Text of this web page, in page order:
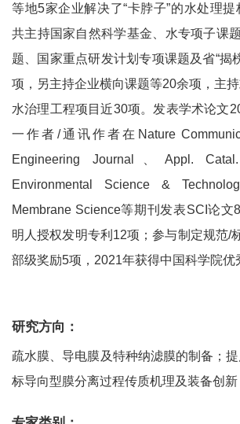
等地5家企业解决了“卡脖子”的水处理
共主持国家自然科学基金、水专项子课
题、国家重点研发计划专项课题及省“揭
项，另主持企业横向课题等20余项，主
水治理工程项目近30项。发表学术论文
一作者/通讯作者在Nature
Engineering Journal、Appl.
Environmental Science &
Membrane Science等期刊发表SCI论文
明人授权发明专利12项；参与制定规范/
部级奖励5项，2021年获得中国科学院优
研究方向：
疏水膜、导电膜及特种纳滤膜的制备；
标导向型膜分离过程传质机理及装备创新